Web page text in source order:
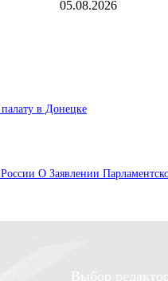
05.08.2026
в Донецке
О Заявлении
Выбор